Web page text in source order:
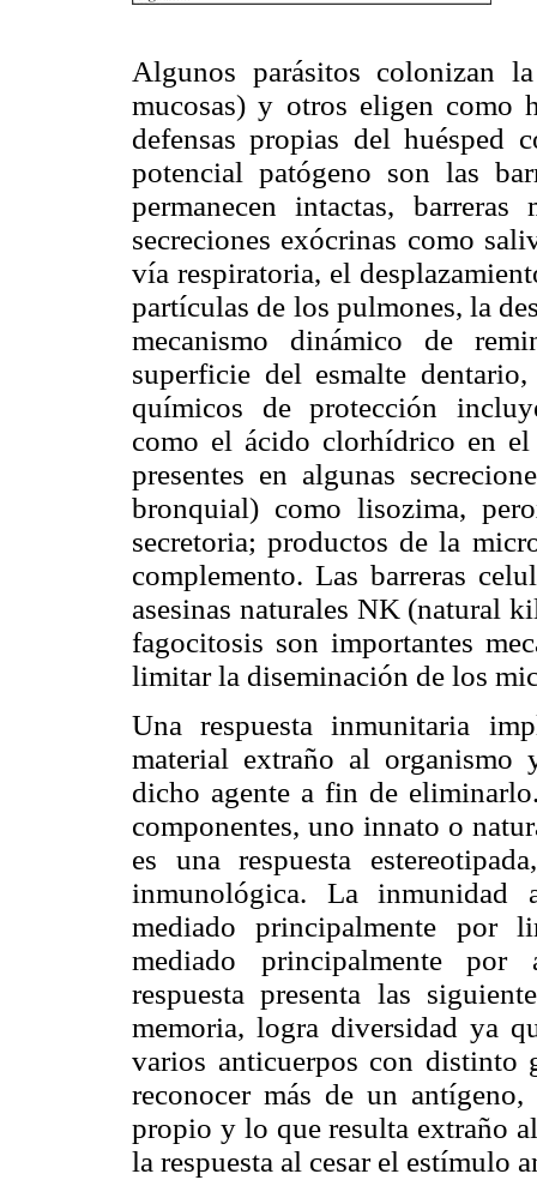
Algunos parásitos colonizan
mucosas) y otros eligen como
defensas propias del huésped
potencial patógeno son las
permanecen intactas,
secreciones exócrinas como
vía respiratoria, el
partículas de los pulmones, la
mecanismo dinámico de
superficie del esmalte
químicos de protección
como el ácido clorhídrico en
presentes en algunas
bronquial) como lisozima,
secretoria; productos de la
complemento. Las barreras
asesinas naturales NK (natural
fagocitosis son importantes
limitar la diseminación de los
Una respuesta inmunitaria
material extraño al organismo
dicho agente a fin de
componentes, uno innato o
es una respuesta
inmunológica. La inmunidad
mediado principalmente por
mediado principalmente por
respuesta presenta las
memoria, logra diversidad ya
varios anticuerpos con distinto
reconocer más de un
propio y lo que resulta extraño
la respuesta al cesar el estímulo